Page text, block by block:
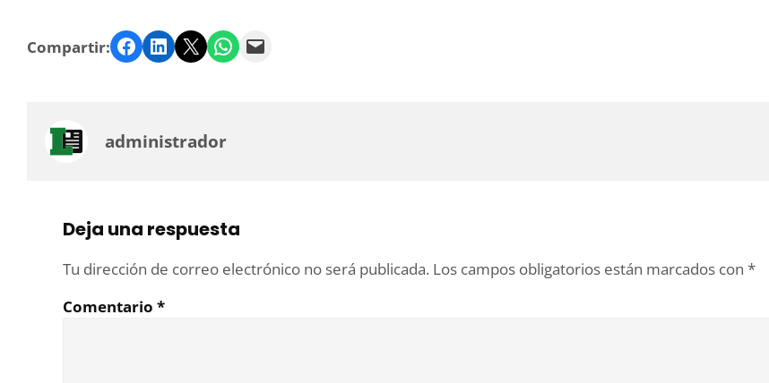
Compartir: Facebook LinkedIn Twitter WhatsApp Email
administrador
Deja una respuesta
Tu dirección de correo electrónico no será publicada. Los campos obligatorios están marcados con *
Comentario *